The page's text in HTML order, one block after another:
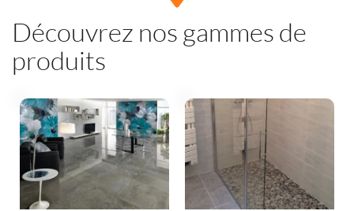
Découvrez nos gammes de
produits